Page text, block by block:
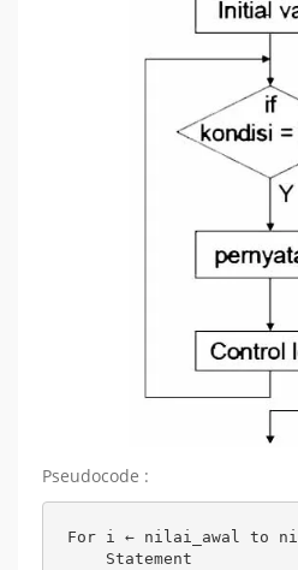
Pseudocode :
For i ← nilai_awal to
    Statement